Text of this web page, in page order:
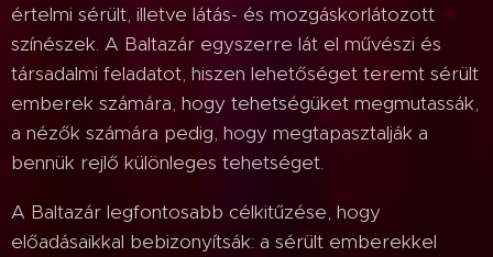
értelmi sérült, illetve látás- és mozgáskorlátozott
színészek. A Baltazár egyszerre lát el művészi és
társadalmi feladatot, hiszen lehetőséget teremt sérült
emberek számára, hogy tehetségüket megmutassák,
a nézők számára pedig, hogy megtapasztalják a
bennük rejlő különleges tehetséget.
A Baltazár legfontosabb célkitűzése, hogy
előadásaikkal bebizonyítsák: a sérült emberekkel